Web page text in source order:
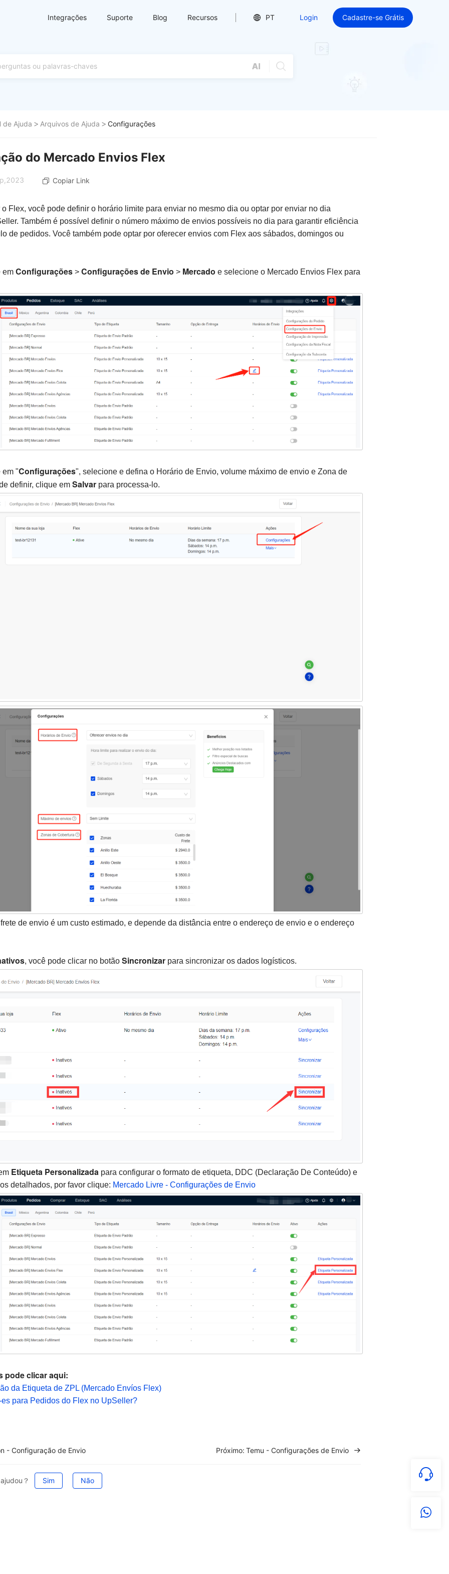
Integrações Suporte Blog Recursos PT Login Cadastre-se Grátis
de Ajuda Arquivos de Ajuda Configurações
do Mercado Envios Flex
Copiar Link
Flex, você pode definir o horário limite para enviar no mesmo dia ou optar por enviar no dia
Também é possível definir o número máximo de envios possíveis no dia para garantir eficiência
de pedidos. Você também pode optar por oferecer envios com Flex aos sábados, domingos ou
em Configurações > Configurações de Envio > Mercado e selecione o Mercado Envios Flex para
em "Configurações", selecione e defina o Horário de Envio, volume máximo de envio e Zona de
definir, clique em Salvar para processa-lo.
de envio é um custo estimado, e depende da distância entre o endereço de envio e o endereço
, você pode clicar no botão Sincronizar para sincronizar os dados logísticos.
Etiqueta Personalizada para configurar o formato de etiqueta, DDC (Declaração De Conteúdo) e
detalhados, por favor clique: Mercado Livre - Configurações de Envio
pode clicar aqui:
da Etiqueta de ZPL (Mercado Envíos Flex)
para Pedidos do Flex no UpSeller?
- Configuração de Envio Próximo: Temu - Configurações de Envio
？ Sim Não